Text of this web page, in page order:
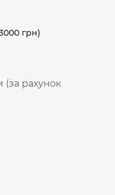
грн)
(за рахунок